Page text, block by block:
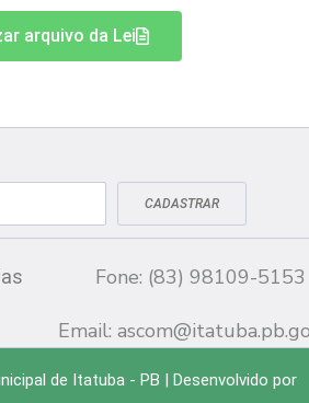
arquivo da Lei
CADASTRAR
Fale conosco
Fone: (83) 98109-5153
Email:
de Itatuba - PB | Desenvolvido por